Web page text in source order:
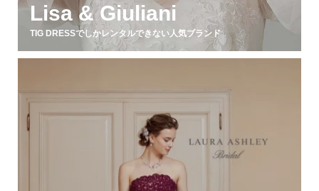
Lisa & Giuliani
TIG DRESSでしかレンタルできない人気ブランド